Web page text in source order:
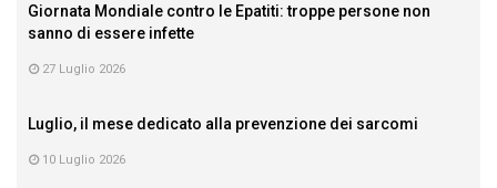
Giornata Mondiale contro le Epatiti: troppe persone non
sanno di essere infette
27 Luglio 2026
Luglio, il mese dedicato alla prevenzione dei sarcomi
10 Luglio 2026